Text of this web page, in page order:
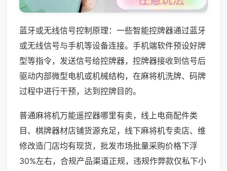
蓝牙或无线信号控制原理：一些智能控牌器通过蓝牙
或无线信号与手机等设备连接。手机端软件预设好牌
型等指令，发送信号给控牌器，控牌器接收到信号后
驱动内部微型电机或机械结构，在麻将机洗牌、码牌
过程中进行干预，达到控牌目的。
普通麻将机万能遥控器哪里有卖，线上电商配件类
目、棋牌器材店铺货源充足，线下麻将机专卖店、维
修改造门店均有现货，批发市场批量采购价格下浮
30%左右，合规产品渠道正规，违规作弊款仅私下小